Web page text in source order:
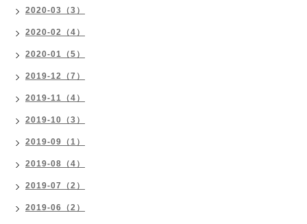
2020-03（3）
2020-02（4）
2020-01（5）
2019-12（7）
2019-11（4）
2019-10（3）
2019-09（1）
2019-08（4）
2019-07（2）
2019-06（2）